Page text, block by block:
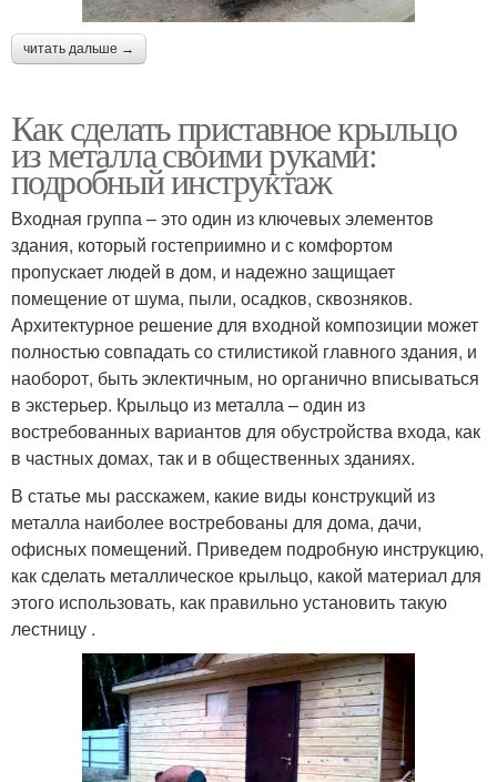
читать дальше →
Как сделать приставное крыльцо
из металла своими руками:
подробный инструктаж
Входная группа – это один из ключевых элементов
здания, который гостеприимно и с комфортом
пропускает людей в дом, и надежно защищает
помещение от шума, пыли, осадков, сквозняков.
Архитектурное решение для входной композиции может
полностью совпадать со стилистикой главного здания, и
наоборот, быть эклектичным, но органично вписываться
в экстерьер. Крыльцо из металла – один из
востребованных вариантов для обустройства входа, как
в частных домах, так и в общественных зданиях.
В статье мы расскажем, какие виды конструкций из
металла наиболее востребованы для дома, дачи,
офисных помещений. Приведем подробную инструкцию,
как сделать металлическое крыльцо, какой материал для
этого использовать, как правильно установить такую
лестницу .